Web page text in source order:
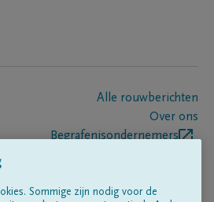
Alle rouwberichten
Over ons
Begrafenisondernemers
Sommige zijn nodig voor de